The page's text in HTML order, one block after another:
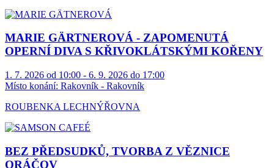
MARIE GÄRTNEROVÁ - ZAPOMENUTÁ
OPERNÍ DIVA S KŘIVOKLÁTSKÝMI KOŘENY
1. 7. 2026 od 10:00 - 6. 9. 2026 do 17:00
Místo konání: Rakovník - Rakovník
ROUBENKA LECHNÝŘOVNA
BEZ PŘEDSUDKŮ, TVORBA Z VĚZNICE
ORÁČOV